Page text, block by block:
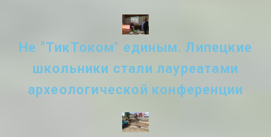
Не "ТикТоком" единым. Липецкие
школьники стали лауреатами
археологической конференции